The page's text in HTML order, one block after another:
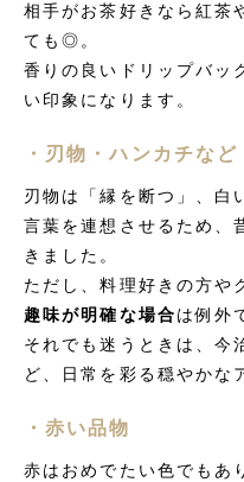
相手がお茶好きなら紅茶
ても◎。
香りの良いドリップバッ
い印象になります。
・刃物・ハンカチな
刃物は「縁を断つ」、白
言葉を連想させるため、
きました。
ただし、料理好きの方や
趣味が明確な場合は例外
それでも迷うときは、今
ど、日常を彩る穏やかな
・赤い品物
赤はおめでたい色でもあ